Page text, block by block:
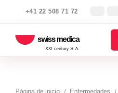
+41 22 508 71 72
swiss medica
XXI century S.A.
Página de inicio
Enfermedades